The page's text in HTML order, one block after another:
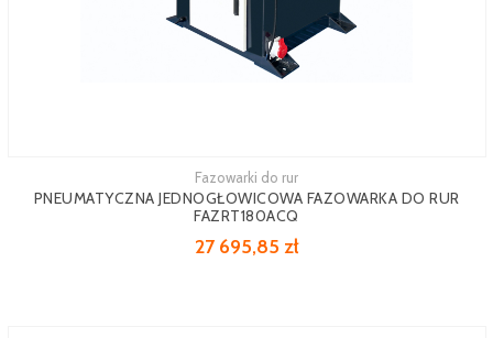
Fazowarki do rur
PNEUMATYCZNA JEDNOGŁOWICOWA FAZOWARKA DO RUR
FAZRT180ACQ
27 695,85 zł